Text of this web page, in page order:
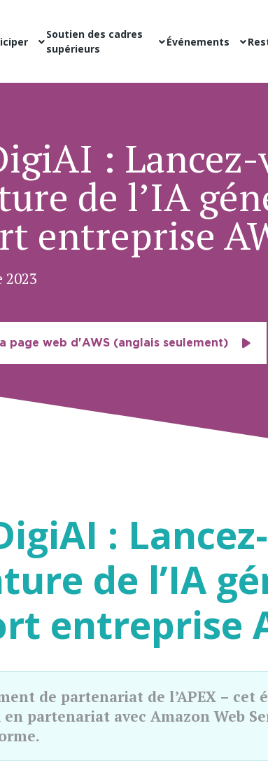
Soutien des cadres
supérieurs
Événements
:
de l’IA
entreprise
2023
page web d'AWS (anglais seulement)
:
de l’IA
entreprise
de partenariat de l’APEX – cet
en partenariat avec Amazon Web